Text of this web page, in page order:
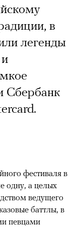
в
легенды
Сбербанк
фестиваля в
одну, а целых
ведущего
баттлы, в
певцами